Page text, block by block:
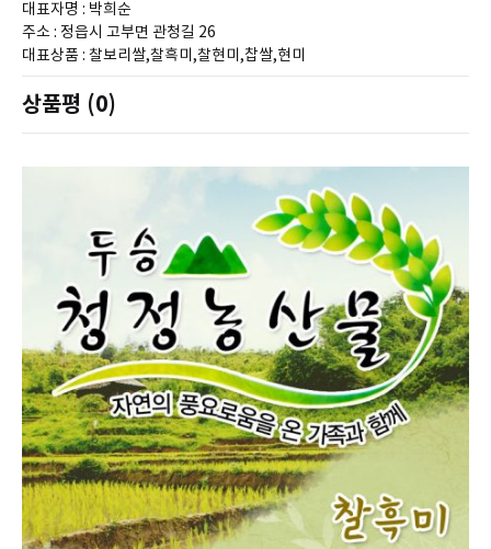
대표자명 : 박희순
주소 : 정읍시 고부면 관청길 26
대표상품 : 찰보리쌀,찰흑미,찰현미,찹쌀,현미
상품평 (0)